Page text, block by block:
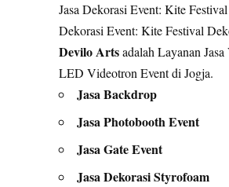
Jasa Dekorasi Event: Kite
Dekorasi Event: Kite Festival
Devilo Artsadalah Layanan
LED Videotron Event di Jogja.
Jasa Backdrop
Jasa Photobooth Event
Jasa Gate Event
Jasa Dekorasi Styrofoam